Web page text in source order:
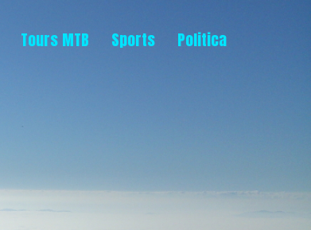
Tours MTB Sports Politica